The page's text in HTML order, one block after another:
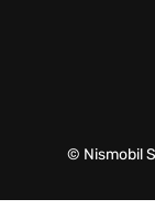
© Nismobil